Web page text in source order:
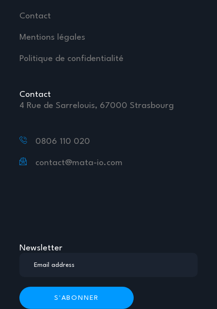
Contact
Mentions légales
Politique de confidentialité
Contact
4 Rue de Sarrelouis, 67000 Strasbourg
0806 110 020
contact@mata-io.com
Newsletter